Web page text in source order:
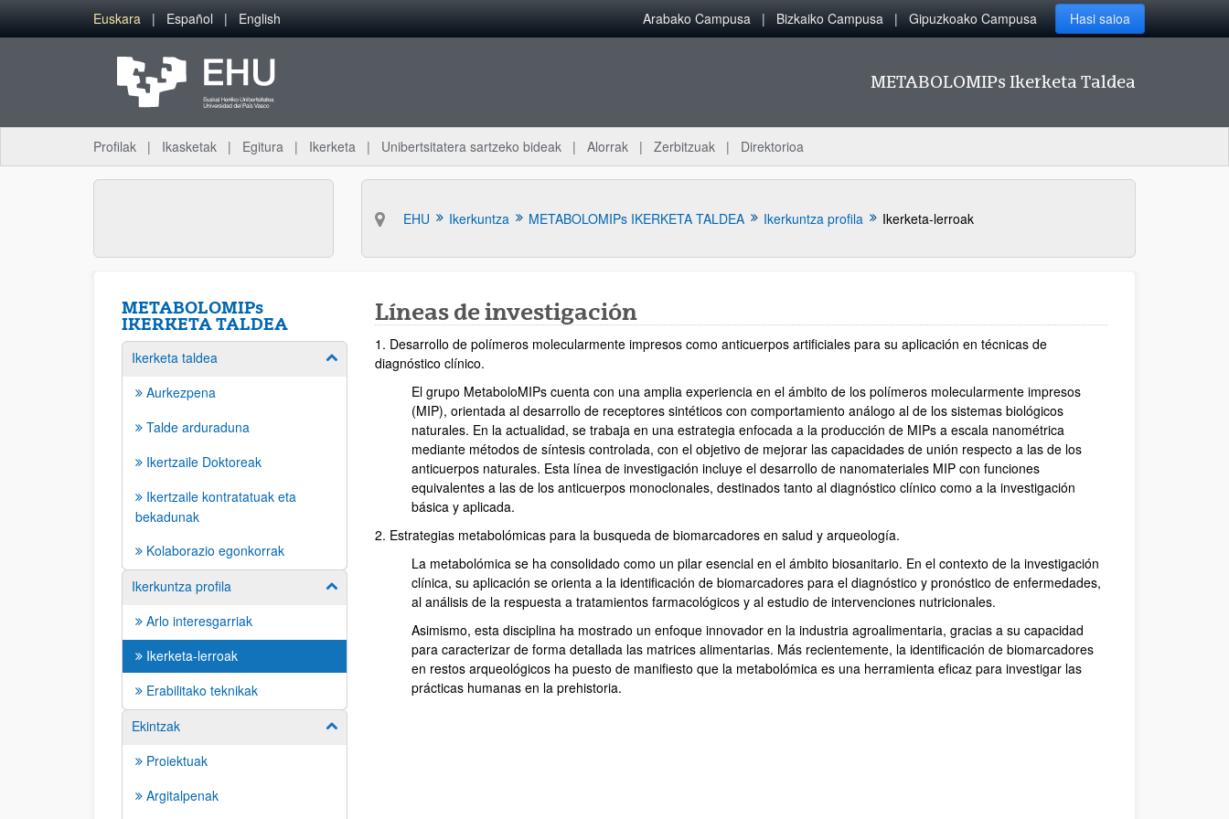
Eduki nagusira joan
Euskara Español English Arabako Campusa Bizkaiko Campusa Gipuzkoako Campusa Hasi saioa
METABOLOMIPs Ikerketa Taldea
Profilak Ikasketak Egitura Ikerketa Unibertsitatera sartzeko bideak Alorrak Zerbitzuak Direktorioa
EHU Ikerkuntza METABOLOMIPs IKERKETA TALDEA Ikerkuntza profila Ikerketa-lerroak
METABOLOMIPs
IKERKETA TALDEA
Ikerketa taldea Erakutsi/izkutatu azpiorriak
Aurkezpena
Talde arduraduna
Ikertzaile Doktoreak
Ikertzaile kontratatuak eta
bekadunak
Kolaborazio egonkorrak
Ikerkuntza profila
Erakutsi/izkutatu azpiorriak
Arlo interesgarriak
Ikerketa-lerroak
Erabilitako teknikak
Ekintzak
Erakutsi/izkutatu azpiorriak
Proiektuak
Argitalpenak
Líneas de investigación
1. Desarrollo de polímeros molecularmente impresos como anticuerpos artificiales para su aplicación en técnicas de
diagnóstico clínico.
El grupo MetaboloMIPs cuenta con una amplia experiencia en el ámbito de los polímeros molecularmente impresos
(MIP), orientada al desarrollo de receptores sintéticos con comportamiento análogo al de los sistemas biológicos
naturales. En la actualidad, se trabaja en una estrategia enfocada a la producción de MIPs a escala nanométrica
mediante métodos de síntesis controlada, con el objetivo de mejorar las capacidades de unión respecto a las de los
anticuerpos naturales. Esta línea de investigación incluye el desarrollo de nanomateriales MIP con funciones
equivalentes a las de los anticuerpos monoclonales, destinados tanto al diagnóstico clínico como a la investigación
básica y aplicada.
2. Estrategias metabolómicas para la busqueda de biomarcadores en salud y arqueología.
La metabolómica se ha consolidado como un pilar esencial en el ámbito biosanitario. En el contexto de la investigación
clínica, su aplicación se orienta a la identificación de biomarcadores para el diagnóstico y pronóstico de enfermedades,
al análisis de la respuesta a tratamientos farmacológicos y al estudio de intervenciones nutricionales.
Asimismo, esta disciplina ha mostrado un enfoque innovador en la industria agroalimentaria, gracias a su capacidad
para caracterizar de forma detallada las matrices alimentarias. Más recientemente, la identificación de biomarcadores
en restos arqueológicos ha puesto de manifiesto que la metabolómica es una herramienta eficaz para investigar las
prácticas humanas en la prehistoria.